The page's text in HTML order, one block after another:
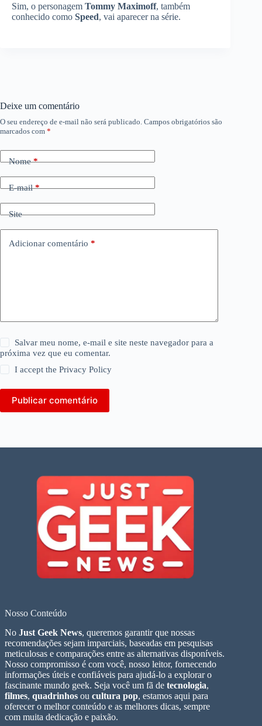
Sim, o personagem Tommy Maximoff, também
conhecido como Speed, vai aparecer na série.
Deixe um comentário
O seu endereço de e-mail não será publicado. Campos obrigatórios são
marcados com *
Nome*
E-mail*
Site
Adicionar comentário *
Salvar meu nome, e-mail e site neste navegador para a
próxima vez que eu comentar.
I accept thePrivacy Policy
Publicar comentário
Nosso Conteúdo
No Just Geek News, queremos garantir que nossas
recomendações sejam imparciais, baseadas em pesquisas
meticulosas e comparações entre as alternativas disponíveis.
Nosso compromisso é com você, nosso leitor, fornecendo
informações úteis e confiáveis para ajudá-lo a explorar o
fascinante mundo geek. Seja você um fã de tecnologia,
filmes, quadrinhos ou cultura pop, estamos aqui para
oferecer o melhor conteúdo e as melhores dicas, sempre
com muita dedicação e paixão.